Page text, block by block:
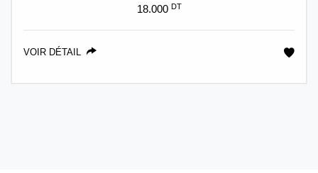
18.000 DT
VOIR DÉTAIL